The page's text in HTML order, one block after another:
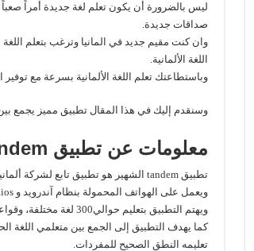
ليس بالضرورة أن يكون تعلم لغة جديدة أمراً
صداقات جديدة.
وان كنت مقيم جديد في المانيا وترغب بتعلم اللغة
اللغة الألمانية.
وباستطاعتك تعلم اللغة الألمانية بسرعة مع
وسنقدم إليك في هذا المقال تطبيق مميز يجمع بين
معلومات عن تطبيق tandem:
تطبيق tandem الشهير هو تطبيق تابع لشركة ألمانية أسسته عام 2014 ، وانطلق عام 2015.
ويعمل على الهواتف المحمولة بنظام آندرويد و ios.
ويهتم التطبيق بتعليم حوالي300 لغة مختلفة، وقواعدها و شروط التحدث بها.
كما يهدف التطبيق إلى الجمع بين متعلمي اللغة
تعليمه النطق الصحيح للمفردات.